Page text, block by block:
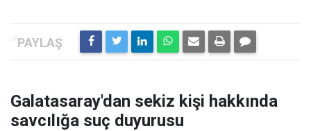
Galatasaray'dan sekiz kişi hakkında
savcılığa suç duyurusu